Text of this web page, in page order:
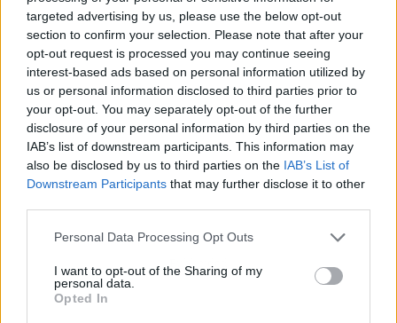
targeted advertising by us, please use the below opt-out
section to confirm your selection. Please note that after your
opt-out request is processed you may continue seeing
interest-based ads based on personal information utilized by
us or personal information disclosed to third parties prior to
your opt-out. You may separately opt-out of the further
disclosure of your personal information by third parties on the
IAB’s list of downstream participants. This information may
also be disclosed by us to third parties on the IAB’s List of
Downstream Participants that may further disclose it to other
Personal Data Processing Opt Outs
I want to opt-out of the Sharing of my
personal data.
Opted In
Publicidad